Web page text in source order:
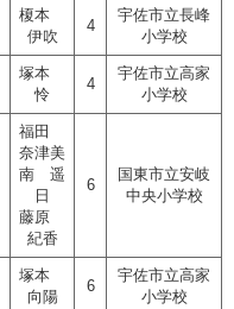
榎本
伊吹
4
宇佐市立長峰
小学校
塚本
怜
4
宇佐市立高家
小学校
福田
奈津美
南 遥
日
藤原
紀香
6
国東市立安岐
中央小学校
塚本
向陽
6
宇佐市立高家
小学校